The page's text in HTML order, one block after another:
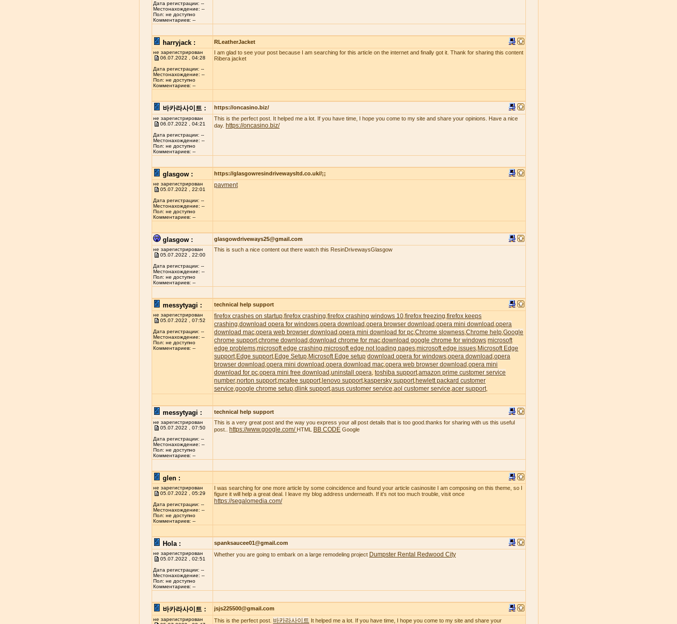
Дата регистрации: --
Местонахождение: --
Пол: не доступно
Комментариев: --
harryjack : RLeatherJacket
не зарегистрирован
06.07.2022 , 04:28
Дата регистрации: --
Местонахождение: --
Пол: не доступно
Комментариев: --
I am glad to see your post because I am searching for this article on the internet and finally got it. Thank for sharing this content
Ribera jacket
바카라사이트 : https://oncasino.biz/
не зарегистрирован
06.07.2022 , 04:21
Дата регистрации: --
Местонахождение: --
Пол: не доступно
Комментариев: --
This is the perfect post. It helped me a lot. If you have time, I hope you come to my site and share your opinions. Have a nice
day. https://oncasino.biz/
glasgow : https://glasgowresindrivewaysltd.co.uk//;;
не зарегистрирован
05.07.2022 , 22:01
Дата регистрации: --
Местонахождение: --
Пол: не доступно
Комментариев: --
pavment
glasgow : glasgowdriveways25@gmail.com
не зарегистрирован
05.07.2022 , 22:00
Дата регистрации: --
Местонахождение: --
Пол: не доступно
Комментариев: --
This is such a nice content out there watch this ResinDrivewaysGlasgow
messytyagi : technical help support
не зарегистрирован
05.07.2022 , 07:52
Дата регистрации: --
Местонахождение: --
Пол: не доступно
Комментариев: --
firefox crashes on startup firefox crashing firefox crashing windows 10 firefox freezing firefox keeps
crashing download opera for windows opera download opera browser download opera mini download opera
download mac opera web browser download opera mini download for pc Chrome slowness Chrome help Google
chrome support chrome download download chrome for mac download google chrome for windows microsoft
edge problems microsoft edge crashing microsoft edge not loading pages microsoft edge issues Microsoft Edge
support Edge support Edge Setup Microsoft Edge setup download opera for windows opera download opera
browser download opera mini download opera download mac opera web browser download opera mini
download for pc opera mini free download uninstall opera toshiba support amazon prime customer service
number norton support mcafee support lenovo support kaspersky support hewlett packard customer
service google chrome setup dlink support asus customer service aol customer service acer support
messytyagi : technical help support
не зарегистрирован
05.07.2022 , 07:50
Дата регистрации: --
Местонахождение: --
Пол: не доступно
Комментариев: --
This is a very great post and the way you express your all post details that is too good.thanks for sharing with us this useful
post..
https://www.google.com/ HTML BB CODE Google
glen :
не зарегистрирован
05.07.2022 , 05:29
Дата регистрации: --
Местонахождение: --
Пол: не доступно
Комментариев: --
I was searching for one more article by some coincidence and found your article casinosite I am composing on this theme, so I
figure it will help a great deal. I leave my blog address underneath. If it's not too much trouble, visit once
https://segalomedia.com/
Hola : spanksaucee01@gmail.com
не зарегистрирован
05.07.2022 , 02:51
Дата регистрации: --
Местонахождение: --
Пол: не доступно
Комментариев: --
Whether you are going to embark on a large remodeling project Dumpster Rental Redwood City
바카라사이트 : jsjs225500@gmail.com
не зарегистрирован
This is the perfect post. 바카라사이트 It helped me a lot. If you have time, I hope you come to my site and share your